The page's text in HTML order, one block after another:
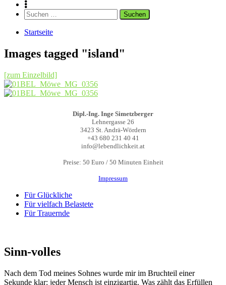
Suchen
nach:
Startseite
Images tagged "island"
[zum Einzelbild]
Dipl.-Ing. Inge Simetzberger
Lehnergasse 26
3423 St. Andrä-Wördern
+43 680 231 40 41
info@lebendlichkeit.at
Preise: 50 Euro / 50 Minuten Einheit
Impressum
Für Glückliche
Für vielfach Belastete
Für Trauernde
Sinn-volles
Nach dem Tod meines Sohnes wurde mir im Bruchteil einer
Sekunde klar: jeder Mensch ist einzigartig. Was zählt das Erfüllen